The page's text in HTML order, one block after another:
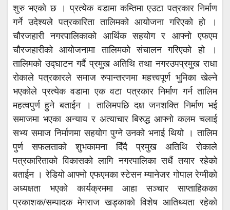
शुरु भएको छ । प्रत्येक वडामा कम्तिमा एउटा पत्रकार निर्माण
गर्ने उदेश्यले पत्रकारिता तालिमको आयोजना गरिएको हो ।
चौरजहारी नगरपालिकाको आर्थिक सहयोग र आफ्नो एफएम
चौरजहारीको आयोजनामा तालिमको संचालन गरिएको हो ।
तालिमको उद्घाटन गर्दै प्रमुख अतिथि तथा नगरउपप्रमुख राधा
रोकाले पत्रकारले समाज रुपान्तरणमा महत्त्वपूर्ण भुमिका खेल्ने
भएकोले प्रत्येक वडामा एक वटा पत्रकार निर्माण गर्न तालिम
महत्वपुर्ण हुने बताईन । तालिमपछि दक्ष जनशक्ति निर्माण भई
समाजमा भएका अन्याय र अत्याचार बिरुद्ध आफ्नो कलम चलाई
सभ्य समाज निर्माणमा सहयोग पुग्ने उनको भनाई थियो । तालिम
पुर्ण सफलताको शुभकामना दिँदै प्रमुख अतिथि रोकाले
पत्रकारिताको विकासको लागि नगरपालिका सधैं तयार रहेको
बताईन । रेडियो आफ्नो एफएमका स्टेसन म्यानेजर गोपाल रेग्मीको
अध्यक्षता भएको कार्यक्रममा आहा सञ्चार साप्ताहिकका
प्रकाशक/सम्पादक मेगराज खड्काको विशेष आतिथ्यता रहेको